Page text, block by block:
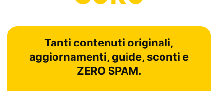
Tanti contenuti originali,
aggiornamenti, guide, sconti e
ZERO SPAM.